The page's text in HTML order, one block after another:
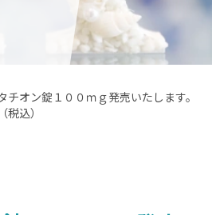
チオン錠１００ｍｇ発売いたします。
込）